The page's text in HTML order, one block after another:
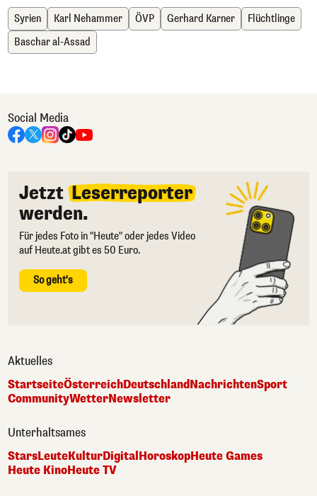
Syrien Karl Nehammer ÖVP Gerhard Karner
Flüchtlinge
Baschar al-Assad
Social Media
Jetzt Leserreporter
werden.
Für jedes Foto in "Heute" oder jedes Video
auf Heute.at gibt es 50 Euro.
So geht's
Aktuelles
StartseiteÖsterreichDeutschlandNachrichtenSport
CommunityWetterNewsletter
Unterhaltsames
StarsLeuteKulturDigital HoroskopHeute Games
Heute KinoHeute TV